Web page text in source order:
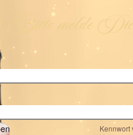
melde Dich
Kennwort